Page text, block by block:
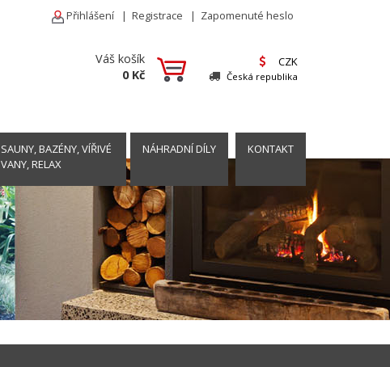
Přihlášení | Registrace | Zapomenuté heslo
Váš košík
0 Kč
CZK
Česká republika
SAUNY, BAZÉNY, VÍŘIVÉ
VANY, RELAX
NÁHRADNÍ DÍLY KONTAKT